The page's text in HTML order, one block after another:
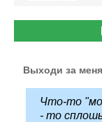
Выходи за
Что-то
- то